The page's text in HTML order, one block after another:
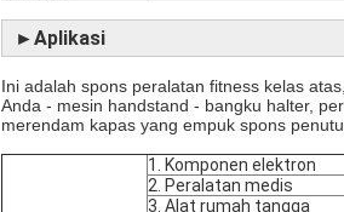
►Aplikasi
Ini adalah spons peralatan fitness kelas
Anda - mesin handstand - bangku halter,
merendam kapas yang empuk spons
1. Komponen elektron
2. Peralatan medis
3. Alat rumah tangga